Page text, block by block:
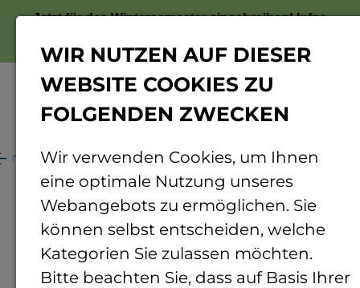
Jetzt für das Wintersemester einschreiben!Infos
Personenverzeichnis Personendetails
WIR NUTZEN AUF DIESER
WEBSITE COOKIES ZU
FOLGENDEN ZWECKEN
Wir verwenden Cookies, um Ihnen
eine optimale Nutzung unseres
Webangebots zu ermöglichen. Sie
können selbst entscheiden, welche
Kategorien Sie zulassen möchten.
Bitte beachten Sie, dass auf Basis Ihrer